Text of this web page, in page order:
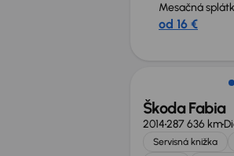
Mesačná
od 16 €
Škoda Fabia
2014287 636 km
Servisná knižka